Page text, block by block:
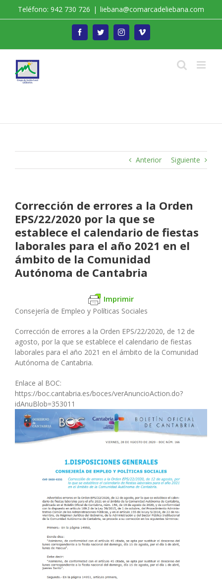
Teléfono: 942 730 726 | liebana@comarcadeliebana.com
FacebookTwitterInstagramVimeo
Anterior Siguiente
Corrección de errores a la Orden
EPS/22/2020 por la que se
establece el calendario de fiestas
laborales para el año 2021 en el
ámbito de la Comunidad
Autónoma de Cantabria
Imprimir
Consejería de Empleo y Políticas Sociales
Corrección de errores a la Orden EPS/22/2020, de 12 de
agosto, por la que se establece el calendario de fiestas
laborales para el año 2021 en el ámbito de la Comunidad
Autónoma de Cantabria.
Enlace al BOC:
https://boc.cantabria.es/boces/verAnuncioAction.do?
idAnuBlob=353011